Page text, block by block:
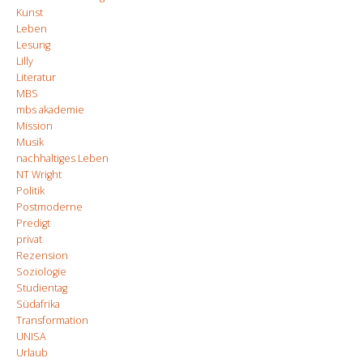
Kunst
Leben
Lesung
Lilly
Literatur
MBS
mbs akademie
Mission
Musik
nachhaltiges Leben
NT Wright
Politik
Postmoderne
Predigt
privat
Rezension
Soziologie
Studientag
Südafrika
Transformation
UNISA
Urlaub